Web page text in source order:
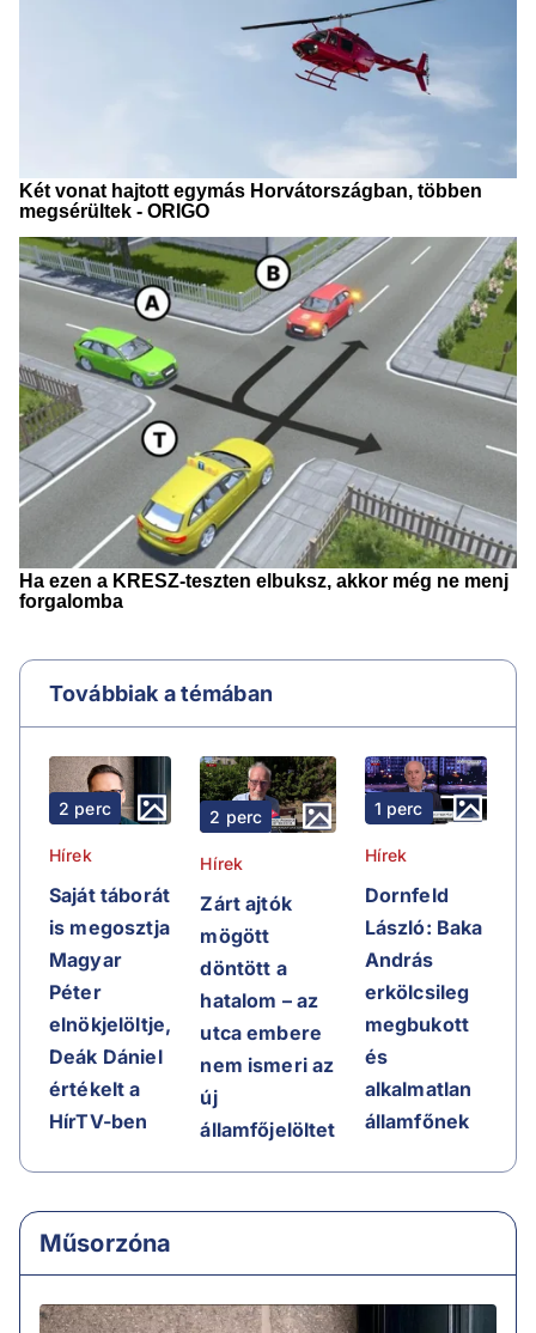
Továbbiak a témában
2 perc
Hírek
Saját táborát
is megosztja
Magyar
Péter
elnökjelöltje,
Deák Dániel
értékelt a
HírTV-ben
2 perc
Hírek
Zárt ajtók
mögött
döntött a
hatalom – az
utca embere
nem ismeri az
új
államfőjelöltet
1 perc
Hírek
Dornfeld
László: Baka
András
erkölcsileg
megbukott
és
alkalmatlan
államfőnek
Műsorzóna